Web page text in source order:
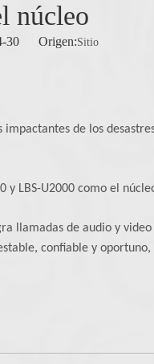
núcleo
30 Origen:Sitio
de los
y LBS-U2000 como el
llamadas de audio y
confiable y